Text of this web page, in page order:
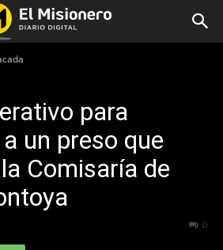
para
un preso que
Comisaría de
0